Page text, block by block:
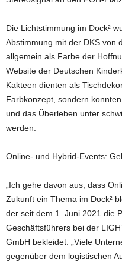
Die Lichtstimmung im Dock²
Abstimmung mit der DKS von
allgemein als Farbe der
Website der Deutschen
Kakteen dienten als
Farbkonzept, sondern
und das Überleben unter
werden.
Online- und Hybrid-Events:
„Ich gehe davon aus, dass
Zukunft ein Thema im Dock²
der seit dem 1. Juni 2021 die
Geschäftsführers bei der
GmbH bekleidet. „Viele
gegenüber dem logistischen